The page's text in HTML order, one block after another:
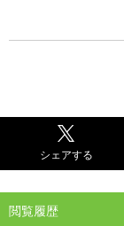
シェアする
閲覧履歴